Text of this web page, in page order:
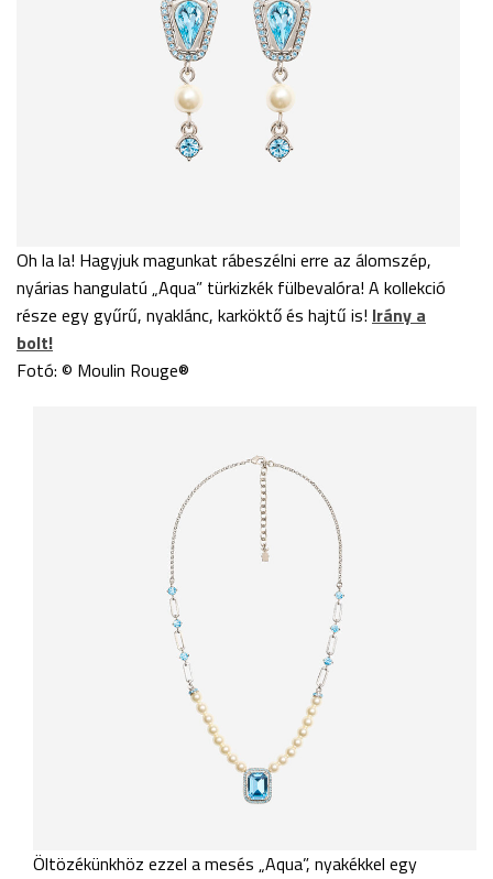
Oh la la! Hagyjuk magunkat rábeszélni erre az álomszép,
nyárias hangulatú „Aqua” türkizkék fülbevalóra! A kollekció
része egy gyűrű, nyaklánc, karköktő és hajtű is! Irány a
bolt!
Fotó: © Moulin Rouge®
Öltözékünkhöz ezzel a mesés „Aqua”, nyakékkel egy